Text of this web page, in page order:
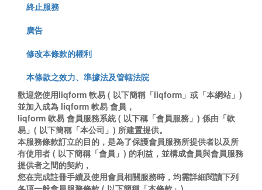
終止服務
廣告
修改本條款的權利
本條款之效力、準據法及管轄法院
歡迎您使用liqform 軟易 ( 以下簡稱「liqform」或「本網站」)
並加入成為 liqform 軟易 會員，
liqform 軟易 會員服務系統 ( 以下稱「會員服務」) 係由「軟
易」( 以下簡稱「本公司」) 所建置提供。
本服務條款訂立的目的，是為了保護會員服務所提供者以及所
有使用者 ( 以下簡稱「會員」) 的利益，並構成會員與會員服務
提供者之間的契約，
您在完成註冊手續及使用會員相關服務時，均需詳細閱讀下列